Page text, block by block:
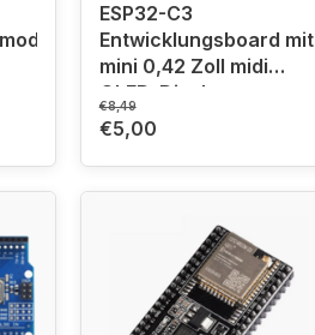
ESP32-C3
Entwicklungsboard mit
mini 0,42 Zoll midi
OLED-Display
€8,49
€5,00